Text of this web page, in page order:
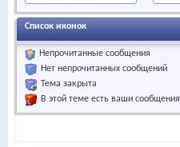
Список иконок
Непрочитанные сообщения
Нет непрочитанных сообщений
Тема закрыта
В этой теме есть ваши сообщения